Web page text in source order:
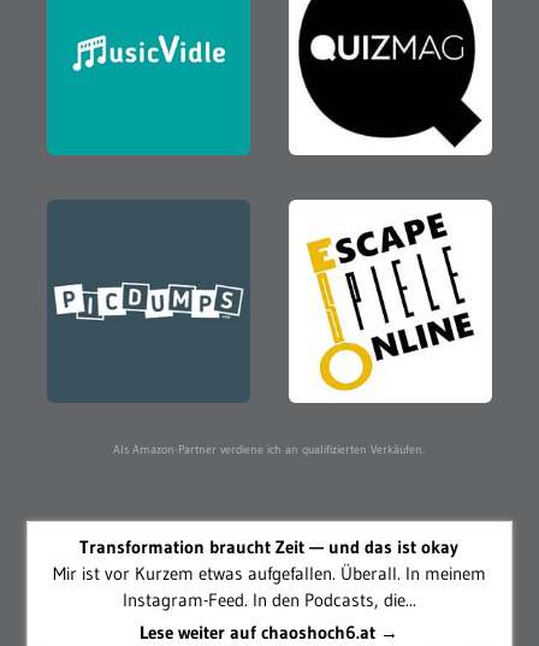
Als Amazon-Partner verdiene ich an qualifizierten Verkäufen.
Transformation braucht Zeit — und das ist okay
Mir ist vor Kurzem etwas aufgefallen. Überall. In meinem
Instagram-Feed. In den Podcasts, die...
Lese weiter auf chaoshoch6.at →